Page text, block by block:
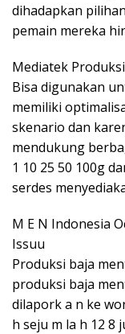
dihadapkan
pemain mereka
Mediatek
Bisa digunakan
memiliki
skenario dan
mendukung
1 10 25 50 100g
serdes
M E N Indonesia
Issuu
Produksi baja
produksi baja
dilapork a n ke
h seju m la h 12 8